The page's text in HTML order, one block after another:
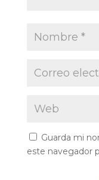
Guarda mi
este navegador